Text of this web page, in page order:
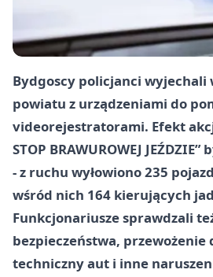
Bydgoscy policjanci wyjechali
powiatu z urządzeniami do
videorejestratorami. Efekt akcji
STOP BRAWUROWEJ
- z ruchu wyłowiono235
wśród nich 164 kierujących
Funkcjonariusze sprawdzali
bezpieczeństwa, przewożenie
techniczny aut i inne